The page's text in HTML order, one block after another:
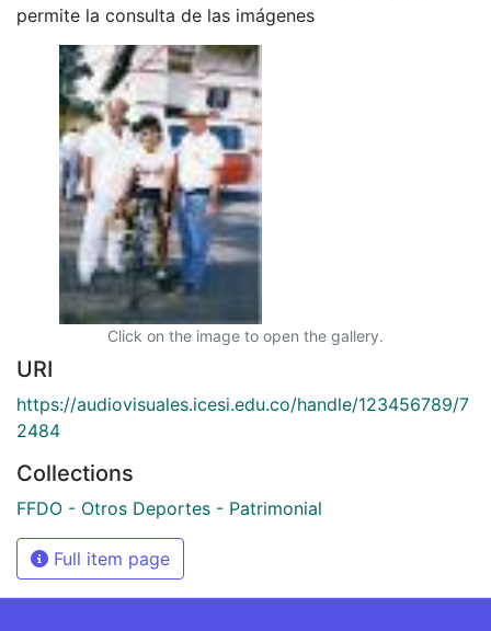
permite la consulta de las imágenes
Click on the image to open the gallery.
URI
https://audiovisuales.icesi.edu.co/handle/123456789/7
2484
Collections
FFDO - Otros Deportes - Patrimonial
Full item page